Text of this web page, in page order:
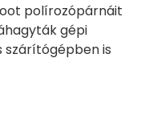
polírozópárnáit
gépi
szárítógépben is